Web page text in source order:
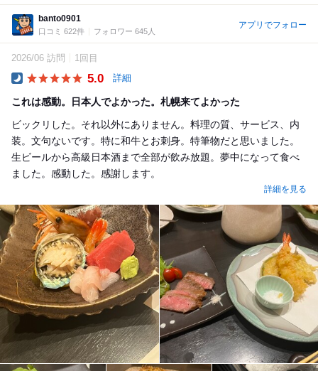
banto0901
口コミ 622件 フォロワー 645人
アプリでフォロー
2026/06 訪問 1回目
5.0 詳細
これは感動。日本人でよかった。札幌来てよかった
ビックリした。それ以外にありません。料理の質、サービス、内
装。文句ないです。特に和牛とお刺身。特筆物だと思いました。
生ビールから高級日本酒まで全部が飲み放題。夢中になって食べ
ました。感動した。感謝します。
詳細を見る